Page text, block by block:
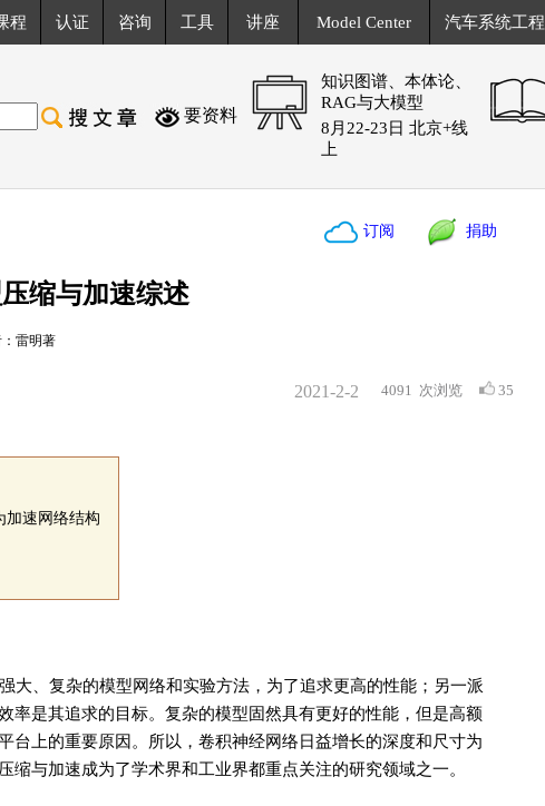
程 认证 咨询 工具 讲座 Model Center 汽车系统工程
要资料
知识图谱、本体论、
RAG与大模型
8月22-23日 北京+线
上
订阅 捐助
缩与加速综述
雷明著
4091 次浏览 35
2021-2-2
加速网络结构
大、复杂的模型网络和实验方法，为了追求更高的性能；另一派
率是其追求的目标。复杂的模型固然具有更好的性能，但是高额
台上的重要原因。所以，卷积神经网络日益增长的深度和尺寸为
与加速成为了学术界和工业界都重点关注的研究领域之一。